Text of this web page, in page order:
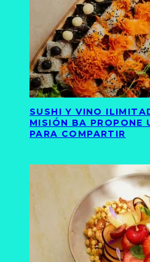
SUSHI Y VINO
MISIÓN BA PROPONE
PARA COMPARTIR